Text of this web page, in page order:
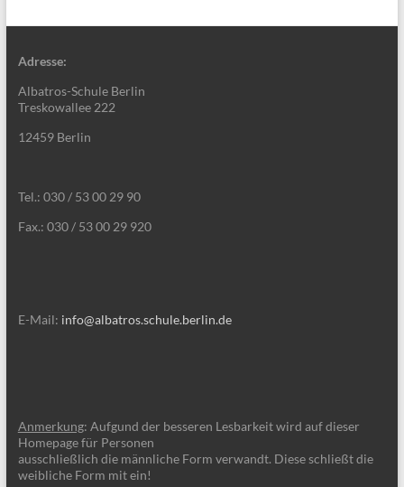
Adresse:
Albatros-Schule Berlin
Treskowallee 222
12459 Berlin
Tel.: 030 / 53 00 29 90
Fax.: 030 / 53 00 29 920
E-Mail: info@albatros.schule.berlin.de
Anmerkung: Aufgund der besseren Lesbarkeit wird auf dieser
Homepage für Personen
ausschließlich die männliche Form verwandt. Diese schließt die
weibliche Form mit ein!